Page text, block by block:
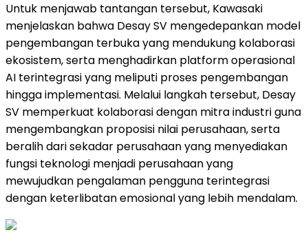
Untuk menjawab tantangan tersebut, Kawasaki
menjelaskan bahwa Desay SV mengedepankan model
pengembangan terbuka yang mendukung kolaborasi
ekosistem, serta menghadirkan platform operasional
AI terintegrasi yang meliputi proses pengembangan
hingga implementasi. Melalui langkah tersebut, Desay
SV memperkuat kolaborasi dengan mitra industri guna
mengembangkan proposisi nilai perusahaan, serta
beralih dari sekadar perusahaan yang menyediakan
fungsi teknologi menjadi perusahaan yang
mewujudkan pengalaman pengguna terintegrasi
dengan keterlibatan emosional yang lebih mendalam.